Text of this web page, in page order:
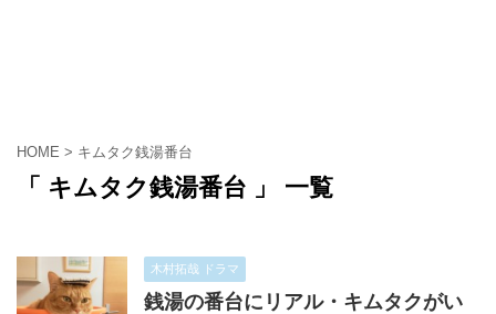
HOME > キムタク銭湯番台
「 キムタク銭湯番台 」 一覧
木村拓哉 ドラマ
銭湯の番台にリアル・キムタクがい